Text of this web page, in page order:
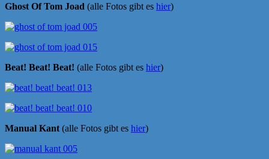
Ghost Of Tom Joad (alle Fotos gibt es hier)
Beat! Beat! Beat! (alle Fotos gibt es hier)
Manual Kant (alle Fotos gibt es hier)